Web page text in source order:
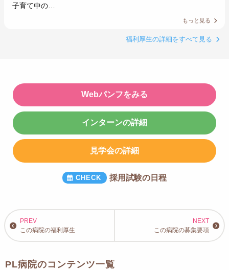
子育て中の…
もっと見る
福利厚生の詳細をすべて見る
Webパンフをみる
インターンの詳細
見学会の詳細
採用試験の日程
この病院の福利厚生 この病院の募集要項
PL病院のコンテンツ一覧